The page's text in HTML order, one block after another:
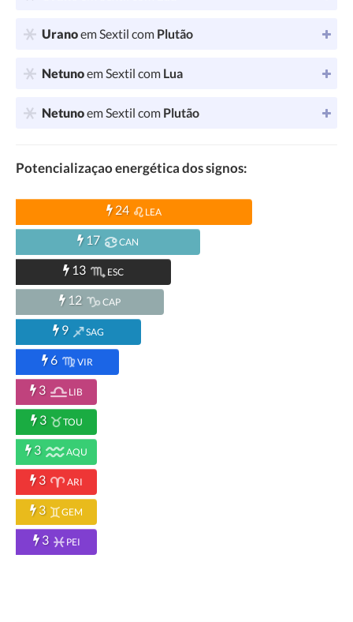
Uranoem Sextil com Plutão
Netunoem Sextil com Lua
Netunoem Sextil com Plutão
Potencializaçao energética dos signos:
24 LEA
17 CAN
13 ESC
12 CAP
9 SAG
6 VIR
3 LIB
3 TOU
3 AQU
3 ARI
3 GEM
3 PEI